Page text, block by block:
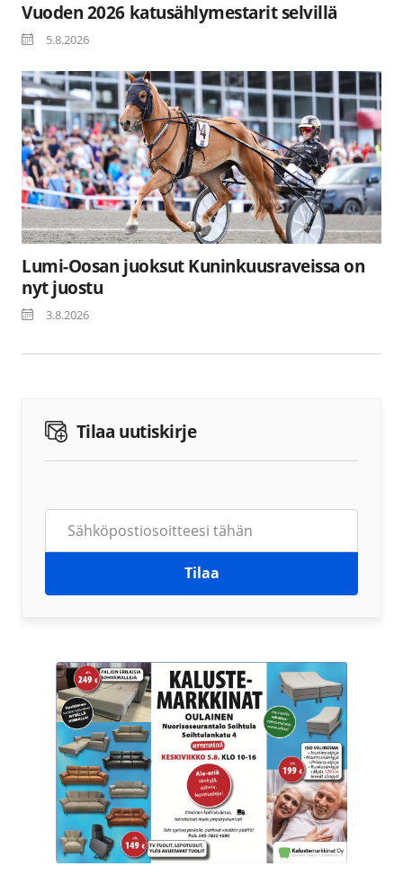
Vuoden 2026 katusählymestarit selvillä
5.8.2026
Lumi-Oosan juoksut Kuninkuusraveissa on
nyt juostu
3.8.2026
Tilaa uutiskirje
Tilaa